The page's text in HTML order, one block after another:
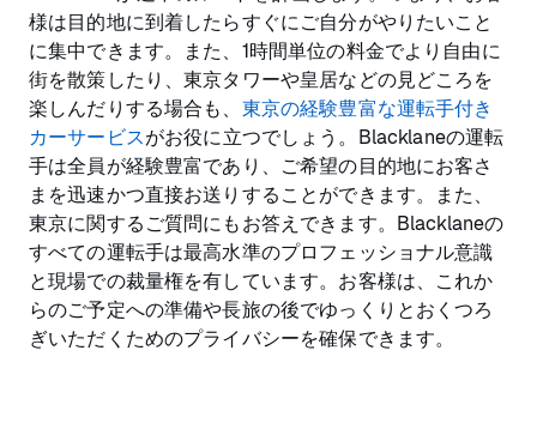
様は目的地に到着したらすぐにご自分がやりたいこと
に集中できます。また、1時間単位の料金でより自由に
街を散策したり、東京タワーや皇居などの見どころを
楽しんだりする場合も、 東京の経験豊富な運転手付き
カーサービスがお役に立つでしょう。Blacklaneの運転
手は全員が経験豊富であり、ご希望の目的地にお客さ
まを迅速かつ直接お送りすることができます。また、
東京に関するご質問にもお答えできます。Blacklaneの
すべての運転手は最高水準のプロフェッショナル意識
と現場での裁量権を有しています。お客様は、これか
らのご予定への準備や長旅の後でゆっくりとおくつろ
ぎいただくためのプライバシーを確保できます。